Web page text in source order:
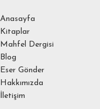
Anasayfa
Kitaplar
Mahfel Dergisi
Blog
Eser Gönder
Hakkımızda
İletişim